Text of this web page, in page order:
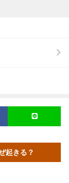
起きる？